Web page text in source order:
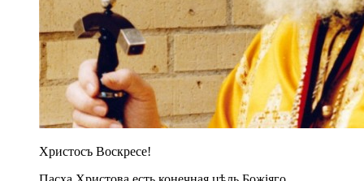
Христосъ Воскресе!